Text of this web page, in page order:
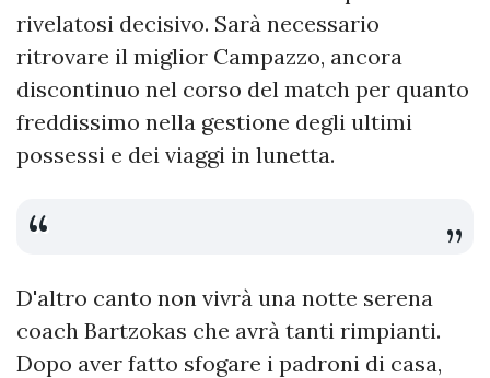
rivelatosi decisivo. Sarà necessario
ritrovare il miglior Campazzo, ancora
discontinuo nel corso del match per quanto
freddissimo nella gestione degli ultimi
possessi e dei viaggi in lunetta.
D'altro canto non vivrà una notte serena
coach Bartzokas che avrà tanti rimpianti.
Dopo aver fatto sfogare i padroni di casa,